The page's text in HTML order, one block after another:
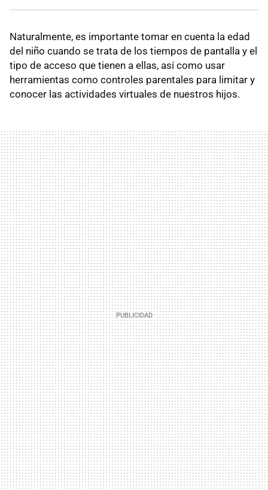
Naturalmente, es importante tomar en cuenta la edad
del niño cuando se trata de los tiempos de pantalla y el
tipo de acceso que tienen a ellas, así como usar
herramientas como controles parentales para limitar y
conocer las actividades virtuales de nuestros hijos.